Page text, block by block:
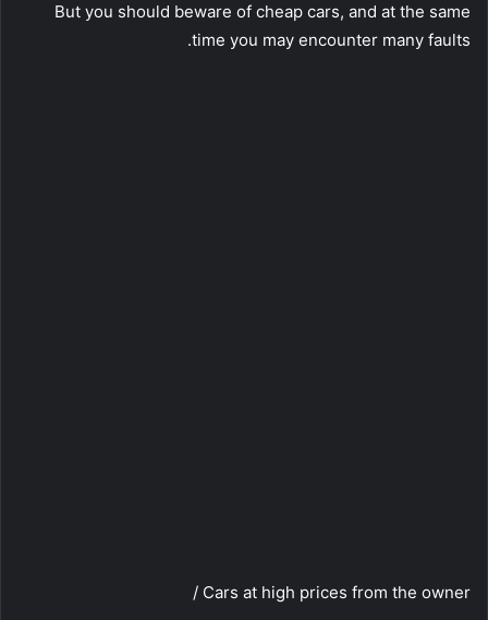
But you should beware of cheap cars, and at the same
time you may encounter many faults.
Cars at high prices from the owner /